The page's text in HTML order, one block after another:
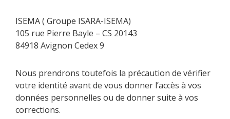
ISEMA ( Groupe ISARA-ISEMA)
105 rue Pierre Bayle – CS 20143
84918 Avignon Cedex 9
Nous prendrons toutefois la précaution de vérifier
votre identité avant de vous donner l’accès à vos
données personnelles ou de donner suite à vos
corrections.